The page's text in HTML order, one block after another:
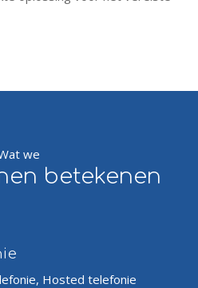
we
betekenen
Hosted telefonie